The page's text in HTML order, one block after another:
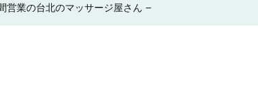
営業の台北のマッサージ屋さん –